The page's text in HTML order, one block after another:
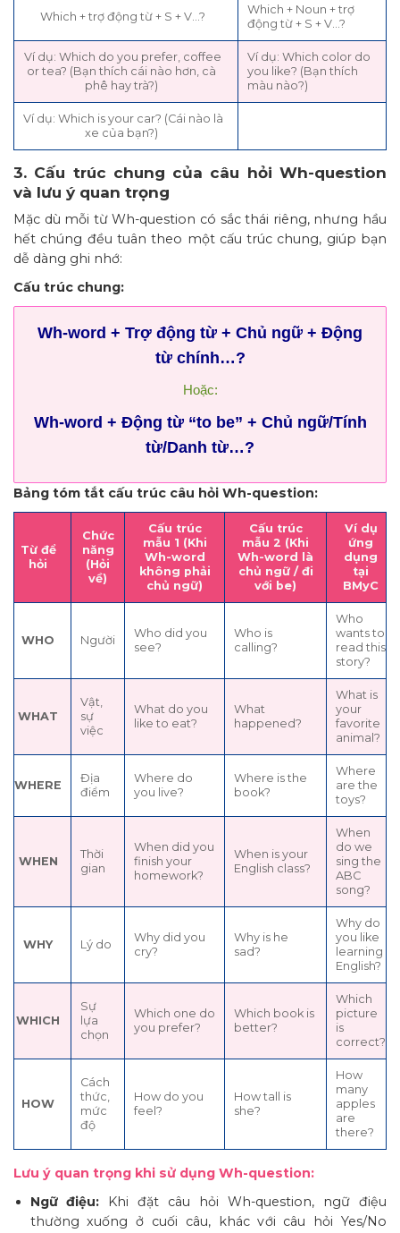
Which + trợ động từ + S + V…?
Which + Noun + trợ
động từ + S + V…?
Ví dụ: Which do you prefer, coffee
or tea? (Bạn thích cái nào hơn, cà
phê hay trà?)
Ví dụ: Which color do
you like? (Bạn thích
màu nào?)
Ví dụ: Which is your car? (Cái nào là
xe của bạn?)
3. Cấu trúc chung của câu hỏi Wh-question
và lưu ý quan trọng
Mặc dù mỗi từ Wh-question có sắc thái riêng, nhưng hầu
hết chúng đều tuân theo một cấu trúc chung, giúp bạn
dễ dàng ghi nhớ:
Cấu trúc chung:
Wh-word + Trợ động từ + Chủ ngữ + Động
từ chính…?
Hoặc:
Wh-word + Động từ “to be” + Chủ ngữ/Tính
từ/Danh từ…?
Bảng tóm tắt cấu trúc câu hỏi Wh-question:
Từ để
hỏi
Chức
năng
(Hỏi
về)
Cấu trúc
mẫu 1 (Khi
Wh-word
không phải
chủ ngữ)
Cấu trúc
mẫu 2 (Khi
Wh-word là
chủ ngữ / đi
với be)
Ví dụ
ứng
dụng
tại
BMyC
WHO Người
Who did you
see?
Who is
calling?
Who
wants to
read this
story?
WHAT
Vật,
sự
việc
What do you
like to eat?
What
happened?
What is
your
favorite
animal?
WHERE
Địa
điểm
Where do
you live?
Where is the
book?
Where
are the
toys?
WHEN
Thời
gian
When did you
finish your
homework?
When is your
English class?
When
do we
sing the
ABC
song?
WHY Lý do
Why did you
cry?
Why is he
sad?
Why do
you like
learning
English?
WHICH
Sự
lựa
chọn
Which one do
you prefer?
Which book is
better?
Which
picture
is
correct?
HOW
Cách
thức,
mức
độ
How do you
feel?
How tall is
she?
How
many
apples
are
there?
Lưu ý quan trọng khi sử dụng Wh-question:
Ngữ điệu: Khi đặt câu hỏi Wh-question, ngữ điệu
thường xuống ở cuối câu, khác với câu hỏi Yes/No